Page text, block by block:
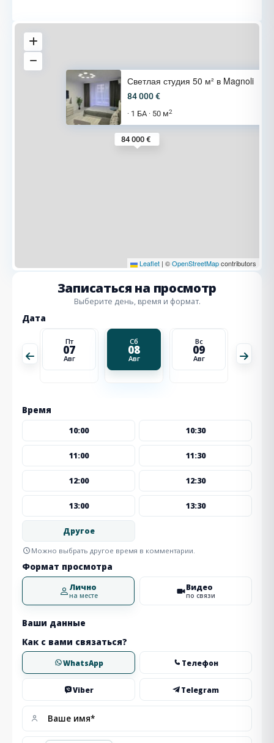
84 000 €
Светлая студия 50 м² в Magnoli
84 000 €
· 1 БА · 50 м2
Leaflet | ©OpenStreetMapcontributors
Записаться на просмотр
Выберите день, время и формат.
Дата
Пт
07
Авг
Сб
08
Авг
Вс
09
Авг
Время
10:00 10:30
11:00 11:30
12:00 12:30
13:00 13:30
Другое
Можно выбрать другое время в комментарии.
Формат просмотра
Лично
на месте
Видео
по связи
Ваши данные
Как с вами связаться?
WhatsApp Телефон
Viber Telegram